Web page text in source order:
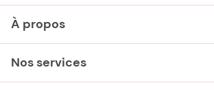
À propos
Nos services